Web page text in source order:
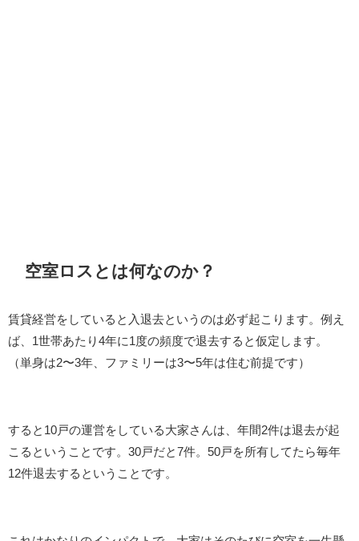
空室ロスとは何なのか？
賃貸経営をしていると入退去というのは必ず起こります。例え
ば、1世帯あたり4年に1度の頻度で退去すると仮定します。
（単身は2〜3年、ファミリーは3〜5年は住む前提です）
すると10戸の運営をしている大家さんは、年間2件は退去が起
こるということです。30戸だと7件。50戸を所有してたら毎年
12件退去するということです。